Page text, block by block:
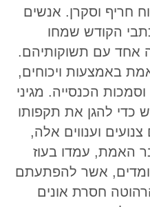
חריף וסקרן. אנשים
הקודש שמחו
אחד עם תשוקותיהם.
באמצעות ויכוחים,
הכנסייה. מגיני
כדי להגן את תקפותו
וענווים אלה,
האמת, עמדו בעוז
אשר להפתעתם
חסרת אונים